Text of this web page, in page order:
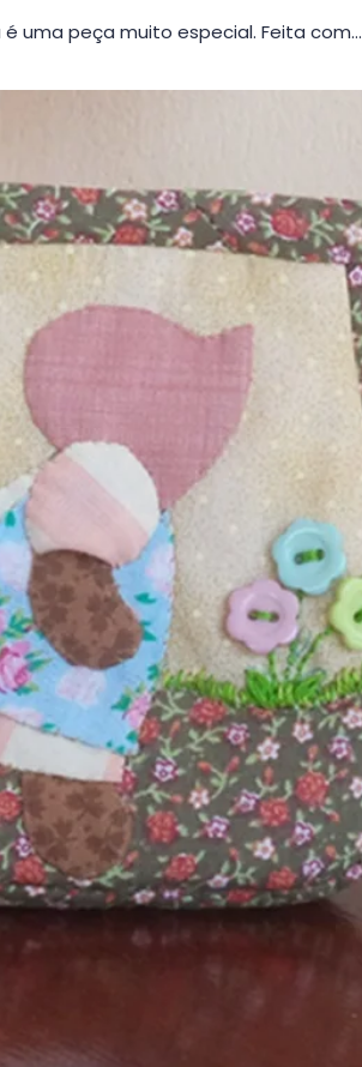
uma peça muito especial. Feita com…